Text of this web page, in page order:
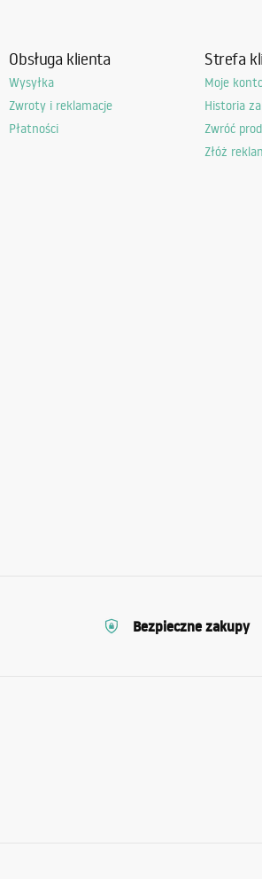
Obsługa klienta
Wysyłka
Zwroty i reklamacje
Płatności
Strefa
Moje
Historia
Zwróć
Złóż
Bezpieczne zakupy